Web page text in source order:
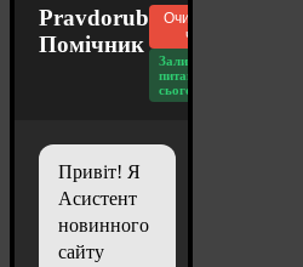
Pravdorub
Помічник
Очистити
чат
Залишилось
питань
сьогодні: 20
Привіт! Я
Асистент
новинного
сайту